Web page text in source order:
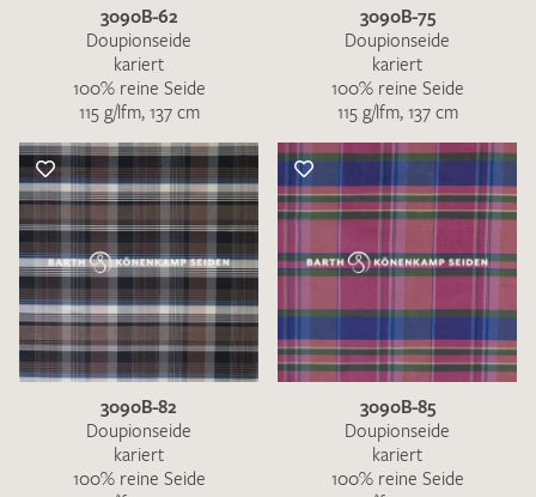
3090B-62
Doupionseide
kariert
100% reine Seide
115 g/lfm, 137 cm
3090B-75
Doupionseide
kariert
100% reine Seide
115 g/lfm, 137 cm
3090B-82
Doupionseide
kariert
100% reine Seide
3090B-85
Doupionseide
kariert
100% reine Seide